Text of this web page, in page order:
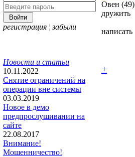
регистрация ¦ забыли
Новости и статьи
10.11.2022
Снятие ограничений на
операции вне системы
03.03.2019
Новое в демо
предпрослушивании на
сайте
22.08.2017
Внимание!
Мошенничество!
Овен (49)
дружить
написать
+